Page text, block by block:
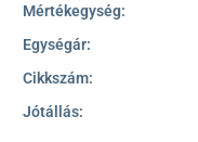
Mértékegység:
Egységár:
Cikkszám:
Jótállás: